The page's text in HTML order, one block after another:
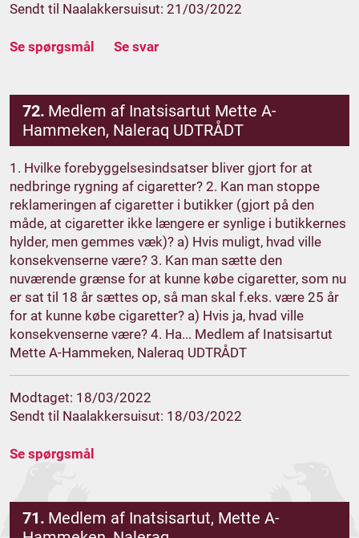
Sendt til Naalakkersuisut: 21/03/2022
Se spørgsmål Se svar
72. Medlem af Inatsisartut Mette A-
Hammeken, Naleraq UDTRÅDT
1. Hvilke forebyggelsesindsatser bliver gjort for at
nedbringe rygning af cigaretter? 2. Kan man stoppe
reklameringen af cigaretter i butikker (gjort på den
måde, at cigaretter ikke længere er synlige i butikkernes
hylder, men gemmes væk)? a) Hvis muligt, hvad ville
konsekvenserne være? 3. Kan man sætte den
nuværende grænse for at kunne købe cigaretter, som nu
er sat til 18 år sættes op, så man skal f.eks. være 25 år
for at kunne købe cigaretter? a) Hvis ja, hvad ville
konsekvenserne være? 4. Ha... Medlem af Inatsisartut
Mette A-Hammeken, Naleraq UDTRÅDT
Modtaget: 18/03/2022
Sendt til Naalakkersuisut: 18/03/2022
Se spørgsmål
71. Medlem af Inatsisartut, Mette A-